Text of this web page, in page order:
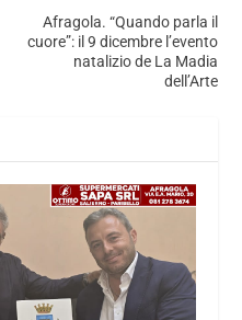
Afragola. “Quando parla il
cuore”: il 9 dicembre l’evento
natalizio de La Madia
dell’Arte